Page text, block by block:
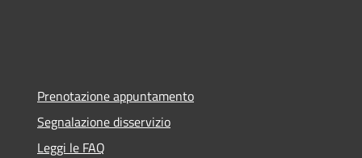
Prenotazione appuntamento
Segnalazione disservizio
Leggi le FAQ